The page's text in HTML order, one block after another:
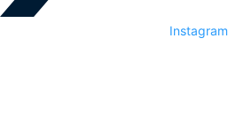
Instagram